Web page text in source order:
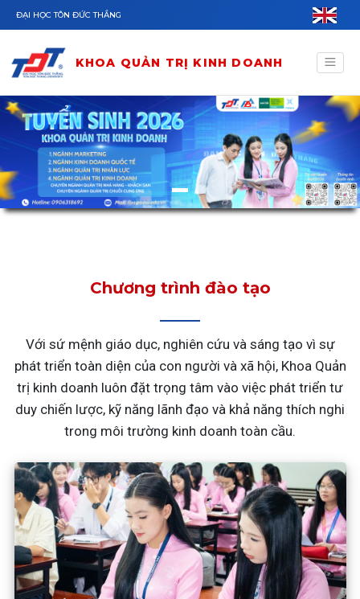
Nhảy đến nội dung
ĐẠI HỌC TÔN ĐỨC THẮNG
KHOA QUẢN TRỊ KINH DOANH
Chương trình đào tạo
Với sứ mệnh giáo dục, nghiên cứu và sáng tạo vì sự
phát triển toàn diện của con người và xã hội, Khoa Quản
trị kinh doanh luôn đặt trọng tâm vào việc phát triển tư
duy chiến lược, kỹ năng lãnh đạo và khả năng thích nghi
trong môi trường kinh doanh toàn cầu.